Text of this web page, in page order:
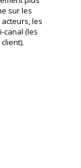
sur les
les
canal (les